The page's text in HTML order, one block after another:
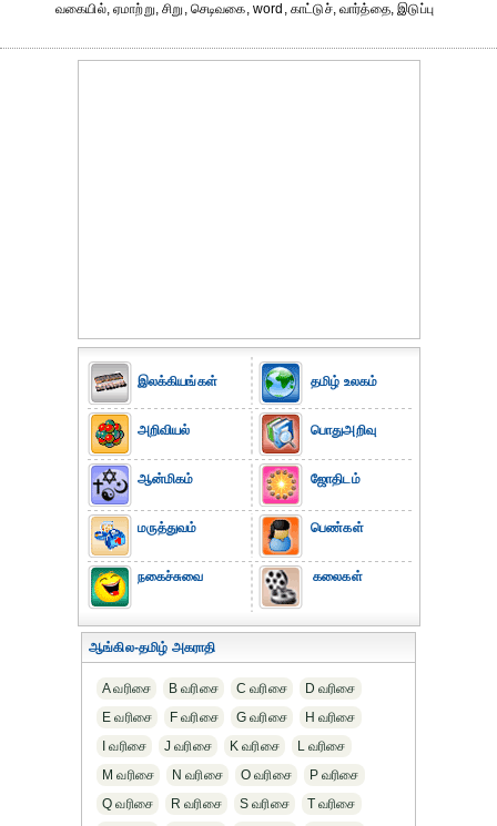
வகையில், ஏமாற்று, சிறு, செடிவகை, word, காட்டுச், வார்த்தை, இடுப்பு
இலக்கியங்கள்
அறிவியல்
ஆன்மிகம்
மருத்துவம்
நகைச்சுவை
தமிழ் உலகம்
பொதுஅறிவு
ஜோதிடம்
பெண்கள்
கலைகள்
ஆங்கில-தமிழ் அகராதி
A வரிசை B வரிசை C வரிசை
D வரிசை
E வரிசை
F வரிசை G வரிசை
H வரிசை
I வரிசை
J வரிசை K வரிசை
L வரிசை
M வரிசை
N வரிசை O வரிசை
P வரிசை
Q வரிசை
R வரிசை S வரிசை
T வரிசை